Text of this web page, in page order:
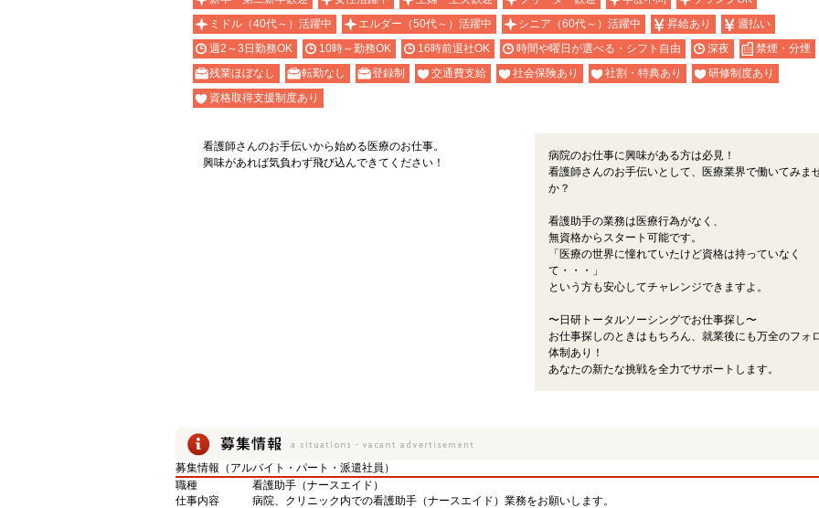
ミドル（40代～）活躍中
エルダー（50代～）活躍中 シニア（60代～）活躍中 昇給あり
週払い
週2～3日勤務OK
10時～勤務OK 16時前退社OK 時間や曜日が選べる・シフト自由 深夜
禁煙・分煙
残業ほぼなし
転勤なし 登録制 交通費支給 社会保険あり 社割・特典あり
研修制度あり
資格取得支援制度あり
看護師さんのお手伝いから始める医療のお仕事。
興味があれば気負わず飛び込んできてください！
病院のお仕事に興味がある方は必見！
看護師さんのお手伝いとして、医療業界で働いてみま
か？
看護助手の業務は医療行為がなく、
無資格からスタート可能です。
「医療の世界に憧れていたけど資格は持っていなく
て・・・」
という方も安心してチャレンジできますよ。
〜日研トータルソーシングでお仕事探し〜
お仕事探しのときはもちろん、就業後にも万全のフォ
体制あり！
あなたの新たな挑戦を全力でサポートします。
募集情報（アルバイト・パート・派遣社員）
職種
看護助手（ナースエイド）
仕事内容
病院、クリニック内での看護助手（ナースエイド）業務をお願いします。